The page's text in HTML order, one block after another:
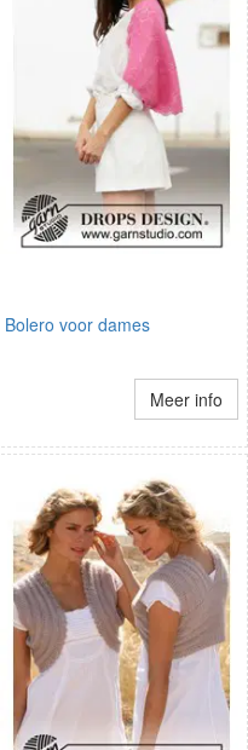
Bolero voor dames
Meer info